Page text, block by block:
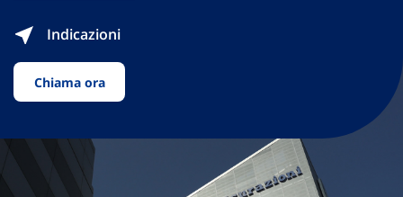
Indicazioni
Chiama ora